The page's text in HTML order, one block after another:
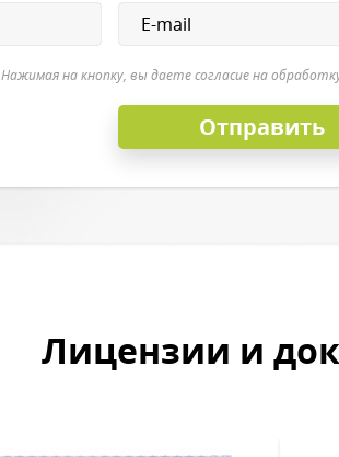
Нажимая на кнопку, вы даете согласие на
Лицензии и